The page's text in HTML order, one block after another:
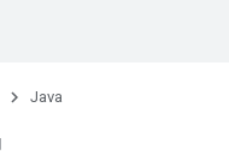
Java